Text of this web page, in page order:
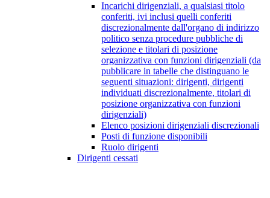
Incarichi dirigenziali, a qualsiasi titolo
conferiti, ivi inclusi quelli conferiti
discrezionalmente dall'organo di indirizzo
politico senza procedure pubbliche di
selezione e titolari di posizione
organizzativa con funzioni dirigenziali (da
pubblicare in tabelle che distinguano le
seguenti situazioni: dirigenti, dirigenti
individuati discrezionalmente, titolari di
posizione organizzativa con funzioni
dirigenziali)
Elenco posizioni dirigenziali discrezionali
Posti di funzione disponibili
Ruolo dirigenti
Dirigenti cessati